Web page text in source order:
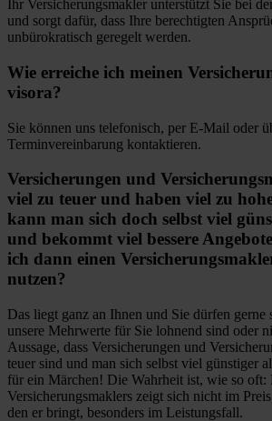
Ihr Versicherungsmakler unterstützt Sie bei
und sorgt dafür, dass Ihre berechtigten
unbürokratisch geregelt werden.
Wie erreiche ich meinen
visora?
Sie können uns telefonisch, per E-Mail oder
Terminvereinbarung kontaktieren.
Versicherungen und
viel zu teuer und haben viel zu
kann man sich doch selbst viel
und bekommt viel bessere
ich dann einen
nutzen?
Das liegt ganz an Ihnen und Sie dürfen gerne
unsere Mehrwerte für Sie lohnend sind oder
Aussage, dass Versicherungen und
teuer sind und man sich selbst viel günstiger
für ein Märchen! Die Wahrheit ist, wie so oft:
Versicherungsmaklers zeigt sich nicht im
den er bringt, besonders im Leistungsfall.